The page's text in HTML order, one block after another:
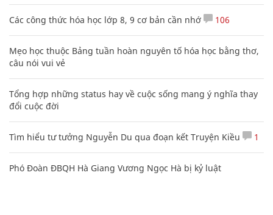
Các công thức hóa học lớp 8, 9 cơ bản cần nhớ 106
Mẹo học thuộc Bảng tuần hoàn nguyên tố hóa học bằng thơ,
câu nói vui vẻ
Tổng hợp những status hay về cuộc sống mang ý nghĩa thay
đổi cuộc đời
Tìm hiểu tư tưởng Nguyễn Du qua đoạn kết Truyện Kiều 1
Phó Đoàn ĐBQH Hà Giang Vương Ngọc Hà bị kỷ luật